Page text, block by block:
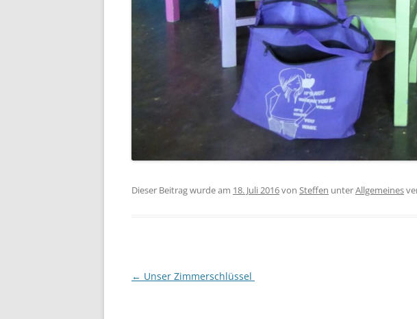
Dieser Beitrag wurde am 18. Juli 2016von Steffen unterAllgemeines
Beitragsnavigation
← Unser Zimmerschlüssel